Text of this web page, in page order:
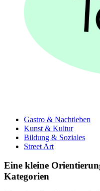
Gastro & Nachtleben
Kunst & Kultur
Bildung & Soziales
Street Art
Eine kleine
Kategorien